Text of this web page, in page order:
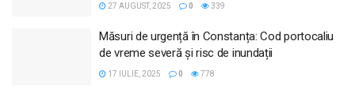
27 AUGUST, 2025 0 339
Măsuri de urgență în Constanța: Cod portocaliu
de vreme severă și risc de inundații
17 IULIE, 2025 0 778